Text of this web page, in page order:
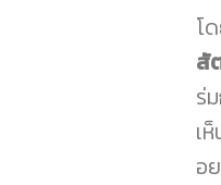
โ
สั
ร่
เ
อ